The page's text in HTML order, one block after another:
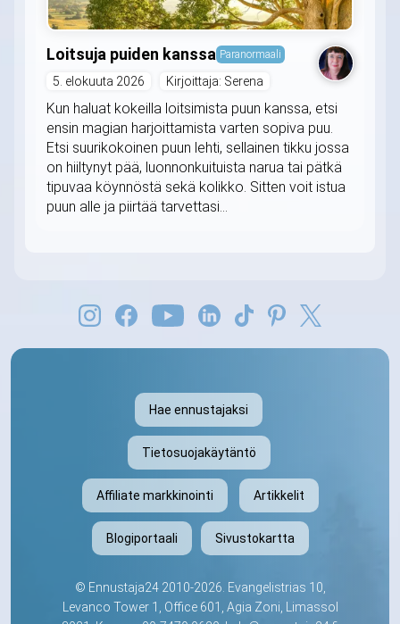
Loitsuja puiden kanssa Paranormaali
5. elokuuta 2026 Kirjoittaja: Serena
Kun haluat kokeilla loitsimista puun kanssa, etsi
ensin magian harjoittamista varten sopiva puu.
Etsi suurikokoinen puun lehti, sellainen tikku jossa
on hiiltynyt pää, luonnonkuituista narua tai pätkä
tipuvaa köynnöstä sekä kolikko. Sitten voit istua
puun alle ja piirtää tarvettasi...
Hae ennustajaksi
Tietosuojakäytäntö
Affiliate markkinointi Artikkelit
Blogiportaali Sivustokartta
© Ennustaja242010-2026. Evangelistrias 10,
Levanco Tower 1, Office 601, Agia Zoni, Limassol